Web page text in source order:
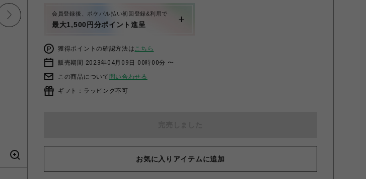
会員登録後、ポケパル払い初回登録&利用で
最大1,500円分ポイント進呈
獲得ポイントの確認方法はこちら
販売期間 2023年04月09日 00時00分 〜
この商品について 問い合わせる
ギフト：ラッピング不可
お気に入りアイテムに追加